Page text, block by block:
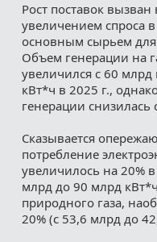
Рост поставок
увеличением спроса в
основным сырьем для
Объем генерации на
увеличился с 60
кВт*ч в 2025 г.,
генерации снизилась
Сказывается
потребление
увеличилось на 20%
млрд до 90 млрд
природного газа,
20% (с 53,6 млрд до